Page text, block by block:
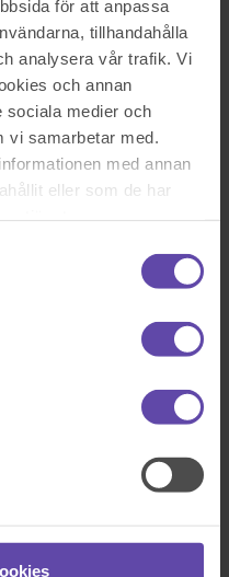
för att anpassa
tillhandahålla
analysera vår trafik. Vi
och annan
sociala medier och
vi samarbetar med.
med annan
eller som de har
Juristen med din fråga!
om er dotter ser (om den
måste ett beslut tas om
ska det beslutet tas
om var och hur barnet ska
6 kap. 14 a § FB. I alla
bästa. I lagtext hittar vi
. Vad som är ett barns bästa